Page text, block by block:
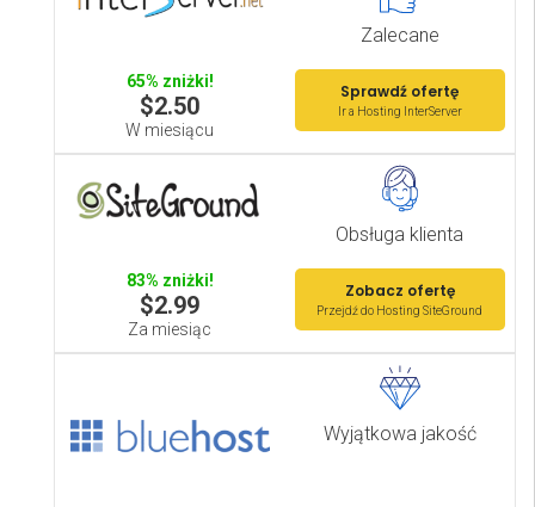
Zalecane
65% zniżki!
$2.50
W miesiącu
Sprawdź ofertę
Ir a Hosting InterServer
Obsługa klienta
83% zniżki!
$2.99
Za miesiąc
Zobacz ofertę
Przejdź do Hosting SiteGround
Wyjątkowa jakość